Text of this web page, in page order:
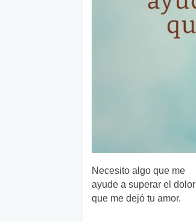
Necesito algo que me
ayude a superar el dolor
que me dejó tu amor.